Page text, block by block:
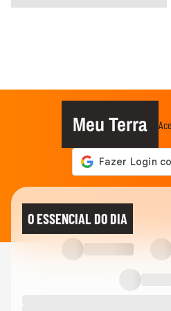
Meu Terra
O ESSENCIAL DO DIA